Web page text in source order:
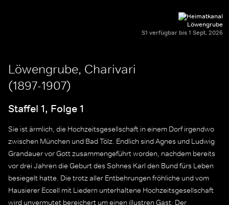
Löwengrube
S1 verfügbar bis 1 Sept. 2026
Löwengrube, Charivari
(1897-1907)
Staffel 1, Folge 1
Sie ist ärmlich, die Hochzeitsgesellschaft in einem Dorf irgendwo
zwischen München und Bad Tölz. Endlich sind Agnes und Ludwig
Grandauer vor Gott zusammengeführt worden, nachdem bereits
vor drei Jahren die Geburt des Sohnes Karl den Bund fürs Leben
besiegelt hatte. Die trotz aller Entbehrungen fröhliche und vom
Hausierer Eccell mit Liedern unterhaltene Hochzeitsgesellschaft
wird unvermutet bereichert um einen illustren Gast: Der